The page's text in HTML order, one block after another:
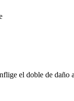
el doble de daño